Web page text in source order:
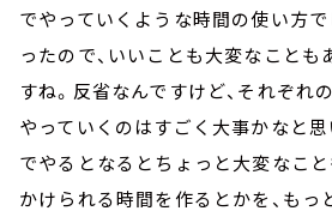
でやっていくような時間の使い方
ったので、いいことも大変なこと
すね。反省なんですけど、それぞれ
やっていくのはすごく大事かなと
でやるとなるとちょっと大変なこ
かけられる時間を作るとかを、もっ